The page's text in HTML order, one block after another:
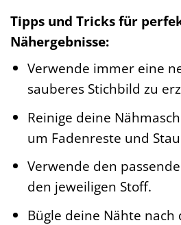
Tipps und Tricks für
Nähergebnisse:
Verwende immer eine
sauberes Stichbild zu
Reinige deine
um Fadenreste und
Verwende den
den jeweiligen Stoff.
Bügle deine Nähte nach